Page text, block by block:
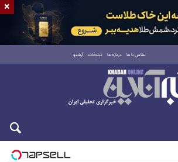
تماس با ما درباره ما تبلیغات آرشیو
شنبه ۱۷ مرداد ۱۴۰۵
×